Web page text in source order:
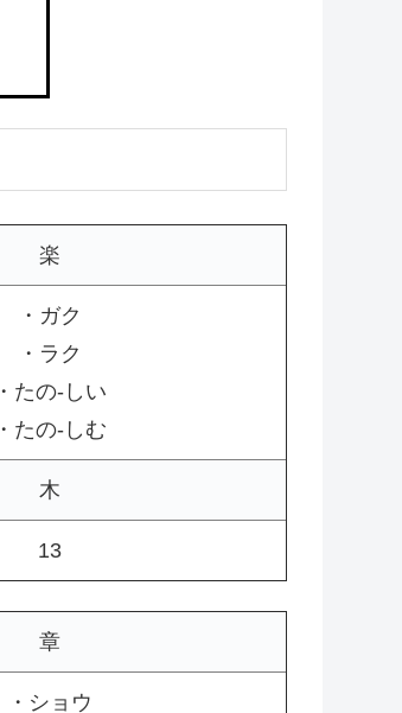
楽
・ガク
・ラク
・たの-しい
・たの-しむ
木
13
章
・ショウ